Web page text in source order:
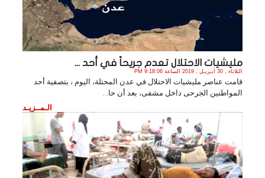
مليشيات الاحتلال تعدم جريحاً في أحد ...
الثلاثاء , 30 أبـريـل , 2019 الساعة 9:18:06 PM
قامت عناصر مليشيات الاحتلال في عدن المحتلة، اليوم ، بتصفية أحد
المواطنين الجرحى داخل مشفى، بعد أن حا. .
الـمــزيـد